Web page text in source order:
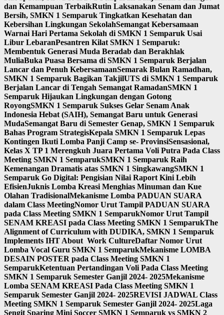
dan Kemampuan TerbaikRutin Laksanakan Senam dan Jumat
Bersih, SMKN 1 Semparuk Tingkatkan Kesehatan dan
Kebersihan Lingkungan SekolahSemangat Kebersamaan
Warnai Hari Pertama Sekolah di SMKN 1 Semparuk Usai
Libur LebaranPesantren Kilat SMKN 1 Semparuk:
Membentuk Generasi Muda Beradab dan Berakhlak
MuliaBuka Puasa Bersama di SMKN 1 Semparuk Berjalan
Lancar dan Penuh KebersamaanSemarak Bulan Ramadhan,
SMKN 1 Semparuk Bagikan TakjilUTS di SMKN 1 Semparuk
Berjalan Lancar di Tengah Semangat RamadanSMKN 1
Semparuk Hijaukan Lingkungan dengan Gotong
RoyongSMKN 1 Semparuk Sukses Gelar Senam Anak
Indonesia Hebat (SAIH), Semangat Baru untuk Generasi
MudaSemangat Baru di Semester Genap, SMKN 1 Semparuk
Bahas Program StrategisKepala SMKN 1 Semparuk Lepas
Kontingen Ikuti Lomba Panji Camp se- ProvinsiSensasional,
Kelas X TP 1 Merengkuh Juara Pertama Voli Putra Pada Class
Meeting SMKN 1 SemparukSMKN 1 Semparuk Raih
Kemenangan Dramatis atas SMKN 1 SingkawangSMKN 1
Semparuk Go Digital: Pengisian Nilai Raport Kini Lebih
EfisienJuknis Lomba Kreasi Menghias Minuman dan Kue
Olahan TradisionalMekanisme Lomba PADUAN SUARA
dalam Class MeetingNomor Urut Tampil PADUAN SUARA
pada Class Meeting SMKN 1 SemparukNomor Urut Tampil
SENAM KREASI pada Class Meeting SMKN 1 SemparukThe
Alignment of Curriculum with DUDIKA, SMKN 1 Semparuk
Implements IHT About Work CultureDaftar Nomor Urut
Lomba Vocal Guru SMKN 1 SemparukMekanisme LOMBA
DESAIN POSTER pada Class Meeting SMKN 1
SemparukKetentuan Pertandingan Voli Pada Class Meeting
SMKN 1 Semparuk Semester Ganjil 2024- 2025Mekanisme
Lomba SENAM KREASI Pada Class Meeting SMKN 1
Semparuk Semester Ganjil 2024- 2025REVISI JADWAL Class
Meeting SMKN 1 Semparuk Semester Ganjil 2024- 2025Laga
Sengit Sparing Mini Soccer SMKN 1 Semparuk vs SMKN 2